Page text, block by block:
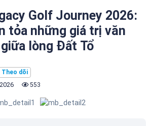
Golf Journey 2026:
tỏa những giá trị văn
lòng Đất Tổ
553